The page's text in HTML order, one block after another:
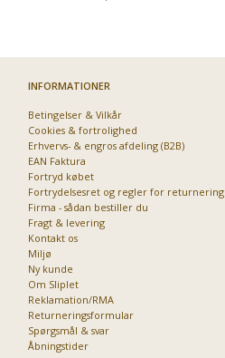
INFORMATIONER
Betingelser & Vilkår
Cookies & fortrolighed
Erhvervs- & engros afdeling (B2B)
EAN Faktura
Fortryd købet
Fortrydelsesret og regler for returnering
Firma - sådan bestiller du
Fragt & levering
Kontakt os
Miljø
Ny kunde
Om Sliplet
Reklamation/RMA
Returneringsformular
Spørgsmål & svar
Åbningstider
Priser fra kun 29,95